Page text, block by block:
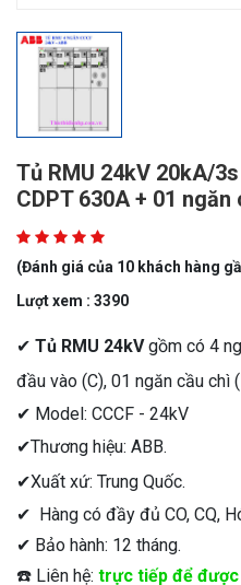
Tủ RMU 24kV 20kA/
CDPT 630A + 01 ngăn
(Đánh giá của 10 khách hàng
Lượt xem : 3390
✔ Tủ RMU 24kVgồm có 4
đầu vào (C), 01 ngăn cầu chì
✔ Model: CCCF - 24kV
✔Thương hiệu: ABB.
✔Xuất xứ: Trung Quốc.
✔ Hàng có đầy đủ CO, CQ,
✔ Bảo hành: 12 tháng.
☎️ Liên hệ: trực tiếp để